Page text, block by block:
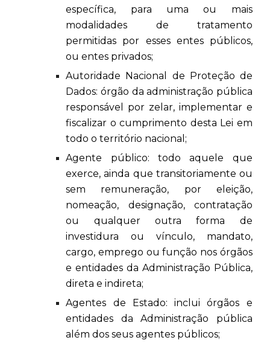
específica, para uma ou mais
modalidades de tratamento
permitidas por esses entes públicos,
ou entes privados;
Autoridade Nacional de Proteção de
Dados: órgão da administração pública
responsável por zelar, implementar e
fiscalizar o cumprimento desta Lei em
todo o território nacional;
Agente público: todo aquele que
exerce, ainda que transitoriamente ou
sem remuneração, por eleição,
nomeação, designação, contratação
ou qualquer outra forma de
investidura ou vínculo, mandato,
cargo, emprego ou função nos órgãos
e entidades da Administração Pública,
direta e indireta;
Agentes de Estado: inclui órgãos e
entidades da Administração pública
além dos seus agentes públicos;